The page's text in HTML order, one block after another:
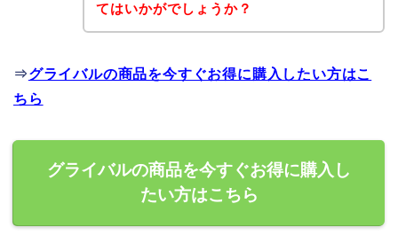
てはいかがでしょうか？
⇒グライバルの商品を今すぐお得に購入したい方はこ
ちら
グライバルの商品を今すぐお得に購入し
たい方はこちら